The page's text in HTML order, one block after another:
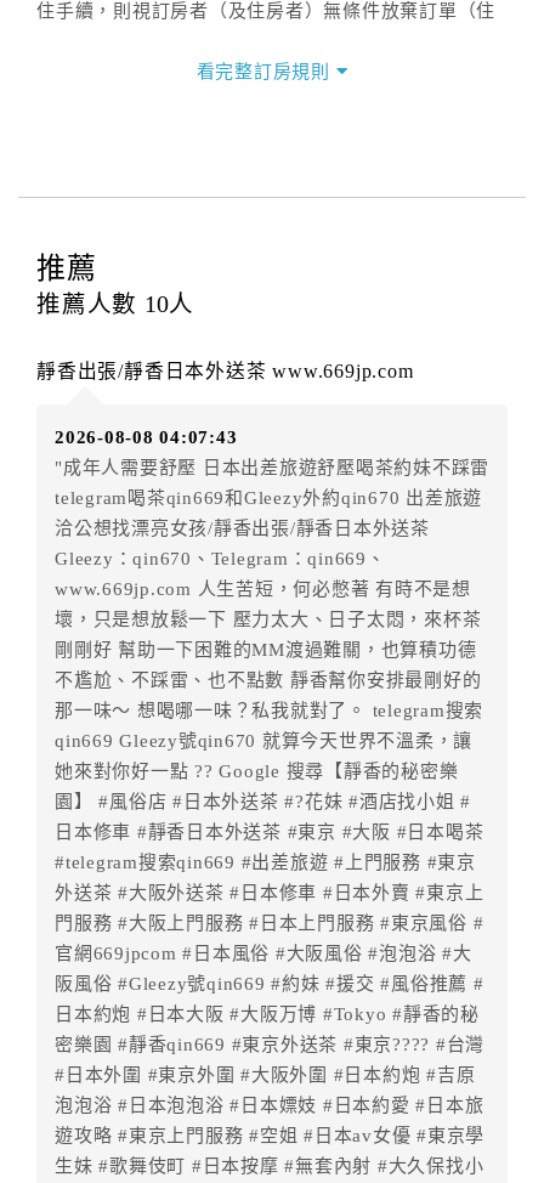
住手續，則視訂房者（及住房者）無條件放棄訂單（住
三、退房手續(Check out)
訂房者應於
提出申辦不得異動訂單。
每筆訂單異動限定
訂單異動後，訂單費用總計大於原訂單費用總計時，訂
訂單異動後，訂單費用總計小於原訂單費用總計時，訂
房者不得要求退其差額。（限原訂飯店）
五、保留住宿權益(保留住房)
．訂房者因故辦理訂單異動，本飯店可接受
額12個月限原訂飯店），異動完成後不得辦理取消退
款。（提出申辦日為保留起算日）
．訂房者使用「保留住宿金額」時，請注意！為避免飯
店客滿，敬請及早計畫，如逾時未提出申辦，視同無條
件放棄訂單（住宿權益）。 （限原訂飯店使用）
．每筆訂單異動限定乙次，限原訂飯店，異動完成後不
得辦理取消退款。
．訂單異動後，訂單費用總計大於原訂單費用總計時，
訂房者應補足差額。 限原訂飯店
．訂單異動後，訂單費用總計小於原訂單費用總計時，
訂房者不得要求退其差額。限原訂飯店
六、取消訂單
訂房者因故取消訂單辦理退款，依下列標準申辦：
◎住房日3天前辦理者，訂單費用扣除總計0%為手續費
◎住房日1天前辦理者，訂單費用扣除總計50%為手續費
◎住房日當日辦理者，訂單費用扣除總計100%為手續費
◎住房日當日不得辦理。
◎住房日當日未辦理入住手續者，視同住房，已付訂單
之訂金將全額沒收。
看完整訂房規則
推薦
推薦人數 10人
靜香出張/靜香日本外送茶 www.669jp.com
2026-08-08 04:07:43
"成年人需要舒壓 日本出差旅遊舒壓喝茶約妹不踩雷
telegram喝茶qin669和Gleezy外約qin670 出差旅遊
洽公想找漂亮女孩/靜香出張/靜香日本外送茶
Gleezy：qin670、Telegram：qin669、
www.669jp.com 人生苦短，何必憋著 有時不是想
壞，只是想放鬆一下 壓力太大、日子太悶，來杯茶
剛剛好 幫助一下困難的MM渡過難關，也算積功德
不尷尬、不踩雷、也不點數 靜香幫你安排最剛好的
那一味～ 想喝哪一味？私我就對了。 telegram搜索
qin669 Gleezy號qin670 就算今天世界不溫柔，讓
她來對你好一點 ?? Google 搜尋【靜香的秘密樂
園】 #風俗店 #日本外送茶 #?花妹 #酒店找小姐 #
日本修車 #靜香日本外送茶 #東京 #大阪 #日本喝茶
#telegram搜索qin669 #出差旅遊 #上門服務 #東京
外送茶 #大阪外送茶 #日本修車 #日本外賣 #東京上
門服務 #大阪上門服務 #日本上門服務 #東京風俗 #
官網669jpcom #日本風俗 #大阪風俗 #泡泡浴 #大
阪風俗 #Gleezy號qin669 #約妹 #援交 #風俗推薦 #
日本約炮 #日本大阪 #大阪万博 #Tokyo #靜香的秘
密樂園 #靜香qin669 #東京外送茶 #東京???? #台灣
#日本外圍 #東京外圍 #大阪外圍 #日本約炮 #吉原
泡泡浴 #日本泡泡浴 #日本嫖妓 #日本約愛 #日本旅
遊攻略 #東京上門服務 #空姐 #日本av女優 #東京學
生妹 #歌舞伎町 #日本按摩 #無套內射 #大久保找小